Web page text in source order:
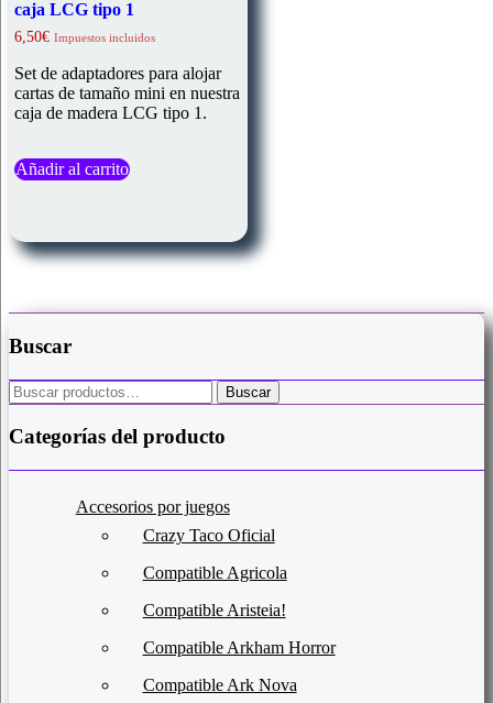
caja LCG tipo 1
6,50€ Impuestos incluidos
Set de adaptadores para alojar
cartas de tamaño mini en nuestra
caja de madera LCG tipo 1.
Añadir al carrito
Buscar
Buscar
por:
Buscar
Categorías del producto
Accesorios por juegos
Crazy Taco Oficial
Compatible Agricola
Compatible Aristeia!
Compatible Arkham Horror
Compatible Ark Nova